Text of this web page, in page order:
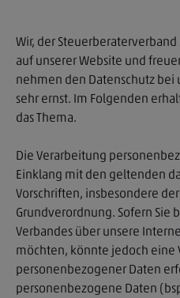
Wir, der Steuerberaterverband
auf unserer Website und
nehmen den Datenschutz
sehr ernst. Im Folgenden
das Thema.
Die Verarbeitung
Einklang mit den geltenden
Vorschriften, insbesondere
Grundverordnung. Sofern Sie
Verbandes über unsere
möchten, könnte jedoch eine
personenbezogener Daten
personenbezogene Daten